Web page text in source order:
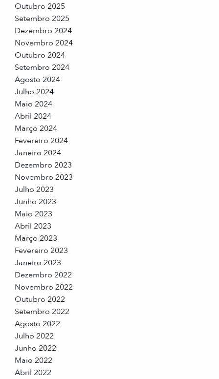
Outubro 2025
Setembro 2025
Dezembro 2024
Novembro 2024
Outubro 2024
Setembro 2024
Agosto 2024
Julho 2024
Maio 2024
Abril 2024
Março 2024
Fevereiro 2024
Janeiro 2024
Dezembro 2023
Novembro 2023
Julho 2023
Junho 2023
Maio 2023
Abril 2023
Março 2023
Fevereiro 2023
Janeiro 2023
Dezembro 2022
Novembro 2022
Outubro 2022
Setembro 2022
Agosto 2022
Julho 2022
Junho 2022
Maio 2022
Abril 2022